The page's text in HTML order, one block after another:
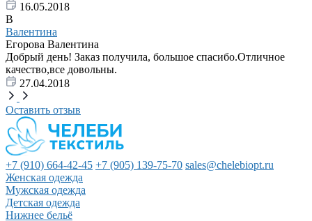
16.05.2018
В
Валентина
Егорова Валентина
Добрый день! Заказ получила, большое спасибо.Отличное
качество,все довольны.
27.04.2018
Оставить отзыв
+7 (910) 664-42-45 +7 (905) 139-75-70 sales@chelebiopt.ru
Женская одежда
Мужская одежда
Детская одежда
Нижнее бельё